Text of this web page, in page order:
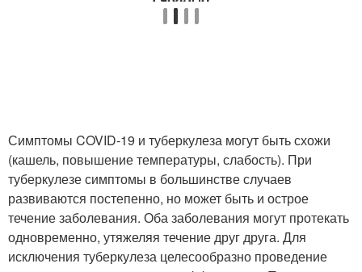
Симптомы COVID-19 и туберкулеза могут быть схожи
(кашель, повышение температуры, слабость). При
туберкулезе симптомы в большинстве случаев
развиваются постепенно, но может быть и острое
течение заболевания. Оба заболевания могут протекать
одновременно, утяжеляя течение друг друга. Для
исключения туберкулеза целесообразно проведение